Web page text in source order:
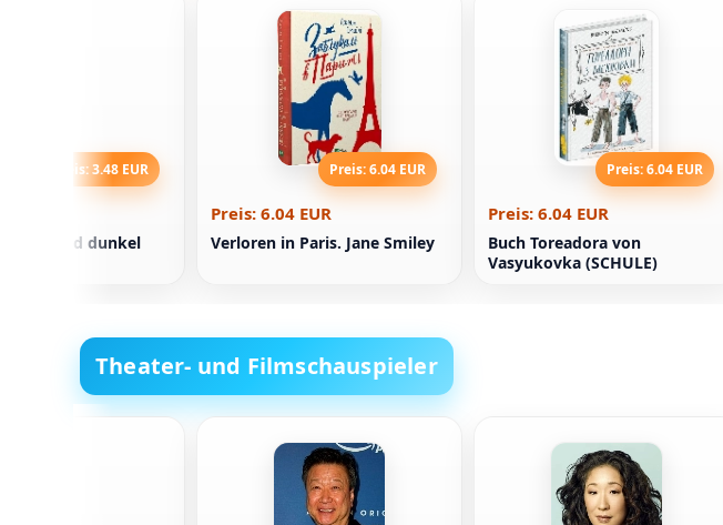
Preis: 3.48 EUR
Wald dunkel
Preis: 6.04 EUR
Preis: 6.04 EUR
Verloren in Paris. Jane Smiley
Preis: 6.04 EUR
Preis: 6.04 EUR
Buch Toreadora von
Vasyukovka (SCHULE)
Theater- und Filmschauspieler